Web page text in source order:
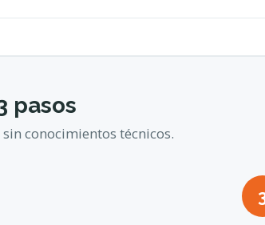
pasos
conocimientos técnicos.